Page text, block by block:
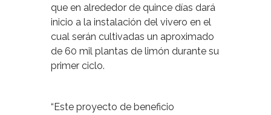
que en alrededor de quince días dará
inicio a la instalación del vivero en el
cual serán cultivadas un aproximado
de 60 mil plantas de limón durante su
primer ciclo.
“Este proyecto de beneficio